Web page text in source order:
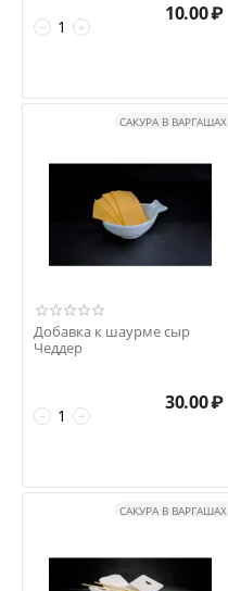
+
−
10.00₽
САКУРА В ВАРГАШАХ
Добавка к шаурме сыр
Чеддер
+
−
30.00₽
САКУРА В ВАРГАШАХ